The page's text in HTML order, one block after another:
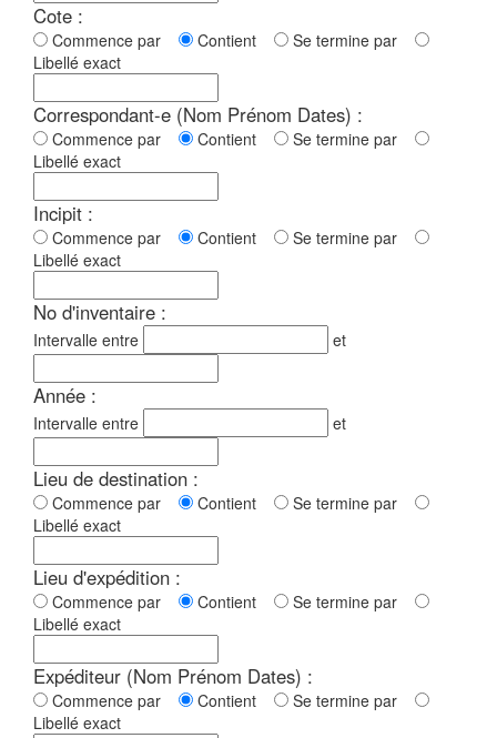
Cote :
Commence par Contient
Se termine par
Libellé exact
Correspondant-e (Nom Prénom Dates) :
Commence par Contient
Se termine par
Libellé exact
Incipit :
Commence par Contient
Se termine par
Libellé exact
No d'inventaire :
Intervalle entre et
Année :
Intervalle entre et
Lieu de destination :
Commence par Contient
Se termine par
Libellé exact
Lieu d'expédition :
Commence par Contient
Se termine par
Libellé exact
Expéditeur (Nom Prénom Dates) :
Commence par Contient
Se termine par
Libellé exact